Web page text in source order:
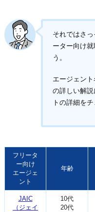
それではさ
ーター向け
う。
エージェン
の詳しい解
トの詳細を
フリータ
ー向け
エージェ
ント
年齢
JAIC
（ジェイ
10代
20代